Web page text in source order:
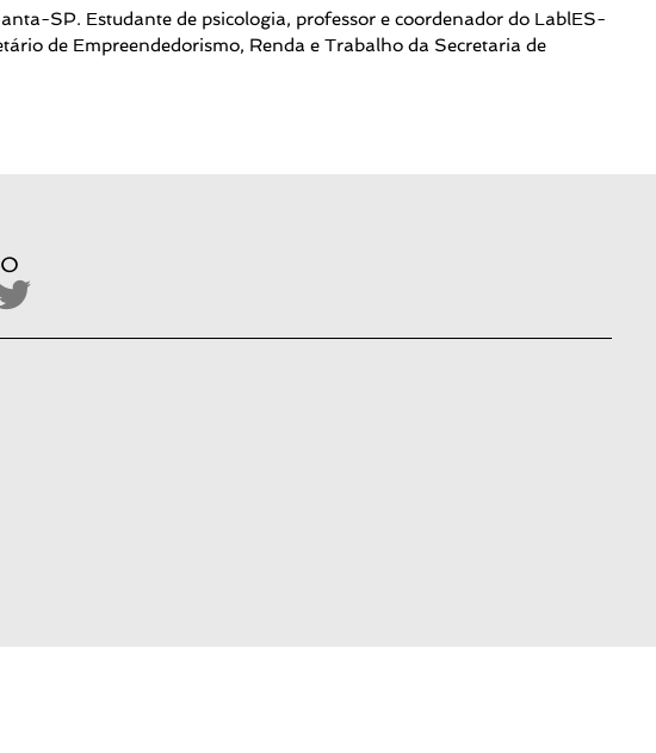
SP. Estudante de psicologia, professor e coordenador do LablES-
de Empreendedorismo, Renda e Trabalho da Secretaria de